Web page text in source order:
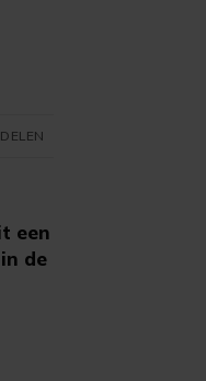
een
de
DELEN